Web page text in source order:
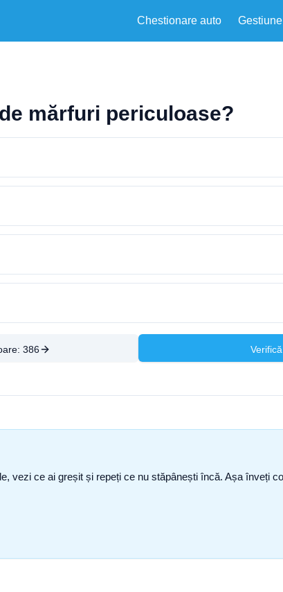
Chestionare auto
mărfuri periculoase?
386
vezi ce ai greșit și repeți ce nu stăpânești încă. Așa înveți